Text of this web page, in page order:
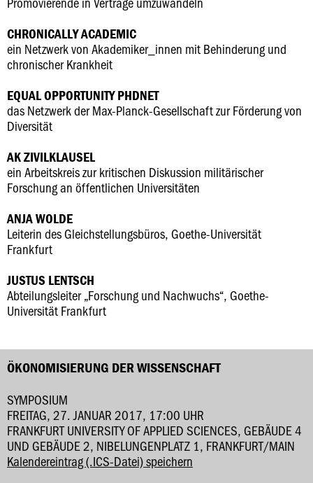
CHRONICALLY ACADEMIC
ein Netzwerk von Akademiker_innen mit Behinderung und
chronischer Krankheit
EQUAL OPPORTUNITY PHDNET
das Netzwerk der Max-Planck-Gesellschaft zur Förderung von
Diversität
AK ZIVILKLAUSEL
ein Arbeitskreis zur kritischen Diskussion militärischer
Forschung an öffentlichen Universitäten
ANJA WOLDE
Leiterin des Gleichstellungsbüros, Goethe-Universität
Frankfurt
JUSTUS LENTSCH
Abteilungsleiter „Forschung und Nachwuchs“, Goethe-
Universität Frankfurt
ÖKONOMISIERUNG DER WISSENSCHAFT
SYMPOSIUM
FREITAG, 27. JANUAR 2017, 17:00 UHR
FRANKFURT UNIVERSITY OF APPLIED SCIENCES, GEBÄUDE 4
UND GEBÄUDE 2, NIBELUNGENPLATZ 1, FRANKFURT/MAIN
Kalendereintrag (.ICS-Datei) speichern